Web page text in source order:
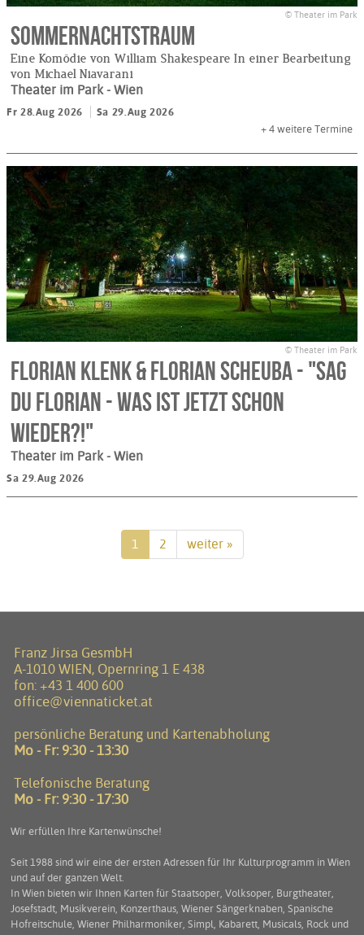
© Theater im Park
Sommernachtstraum
Eine Komödie von William Shakespeare In einer Bearbeitung
von Michael Niavarani
Theater im Park- Wien
Fr 28.Aug 2026
Sa 29.Aug 2026
+ 4 weitere Termine
© Theater im Park
Florian Klenk & Florian Scheuba - "Sag
Du Florian - was ist jetzt schon
wieder?!"
Theater im Park- Wien
Sa 29.Aug 2026
1 2 weiter »
Franz Jirsa GesmbH
A-1010 WIEN, Opernring 1 E 438
fon: +43 1 400 600
office@viennaticket.at
persönliche Beratung und Kartenabholung
Mo - Fr: 9:30 - 13:30
Telefonische Beratung
Mo - Fr: 9:30 - 17:30
Wir erfüllen Ihre Kartenwünsche!
Seit 1988 sind wir eine der ersten Adressen für Ihr Kulturprogramm in Wien
und auf der ganzen Welt.
In Wien bieten wir Ihnen Karten für Staatsoper, Volksoper, Burgtheater,
Josefstadt, Musikverein, Konzerthaus, Wiener Sängerknaben, Spanische
Hofreitschule, Wiener Philharmoniker, Simpl, Kabarett, Musicals, Rock und